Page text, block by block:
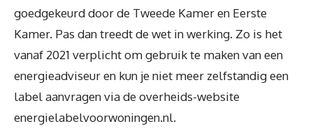
goedgekeurd door de Tweede Kamer en Eerste
Kamer. Pas dan treedt de wet in werking. Zo is het
vanaf 2021 verplicht om gebruik te maken van een
energieadviseur en kun je niet meer zelfstandig een
label aanvragen via de overheids-website
energielabelvoorwoningen.nl.